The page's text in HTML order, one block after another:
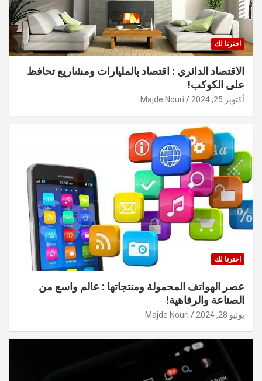
اخترنا لك
الاقتصاد الدائري : اقتصاد بالمليارات ومشاريع تحافظ
على الكوكب!
أكتوبر 25, 2024 Majde Nouri
اخترنا لك
عصر الهواتف المحمولة ومنتجاتها : عالم واسع من
الصناعة والرفاهية!
يوليو 28, 2024 Majde Nouri